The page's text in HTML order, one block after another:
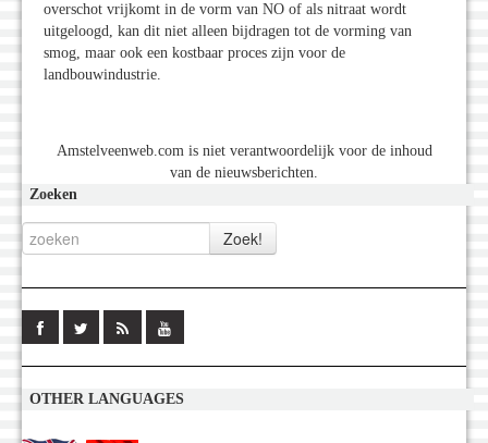
overschot vrijkomt in de vorm van NO of als nitraat wordt
uitgeloogd, kan dit niet alleen bijdragen tot de vorming van
smog, maar ook een kostbaar proces zijn voor de
landbouwindustrie.
Amstelveenweb.com is niet verantwoordelijk voor de inhoud
van de nieuwsberichten.
Zoeken
OTHER LANGUAGES